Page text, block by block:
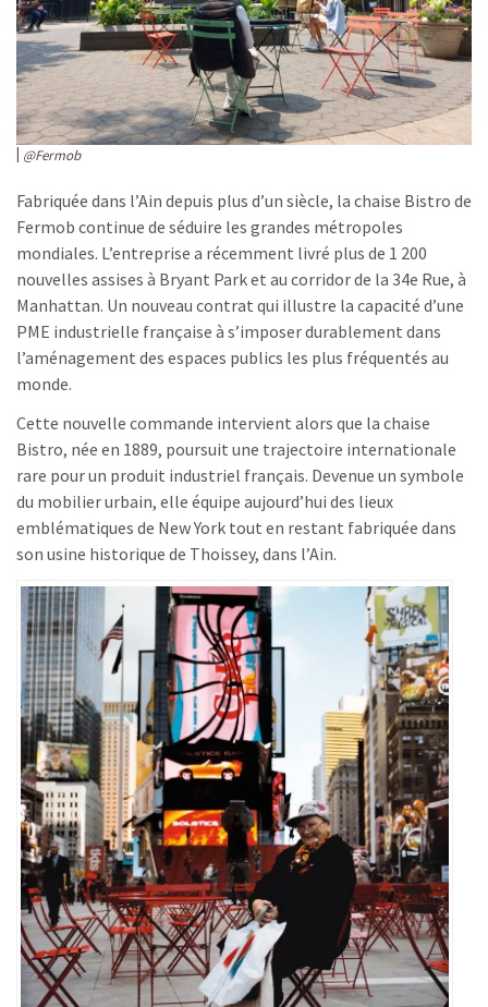
@Fermob
Fabriquée dans l’Ain depuis plus d’un siècle, la chaise Bistro de
Fermob continue de séduire les grandes métropoles
mondiales. L’entreprise a récemment livré plus de 1 200
nouvelles assises à Bryant Park et au corridor de la 34e Rue, à
Manhattan. Un nouveau contrat qui illustre la capacité d’une
PME industrielle française à s’imposer durablement dans
l’aménagement des espaces publics les plus fréquentés au
monde.
Cette nouvelle commande intervient alors que la chaise
Bistro, née en 1889, poursuit une trajectoire internationale
rare pour un produit industriel français. Devenue un symbole
du mobilier urbain, elle équipe aujourd’hui des lieux
emblématiques de New York tout en restant fabriquée dans
son usine historique de Thoissey, dans l’Ain.